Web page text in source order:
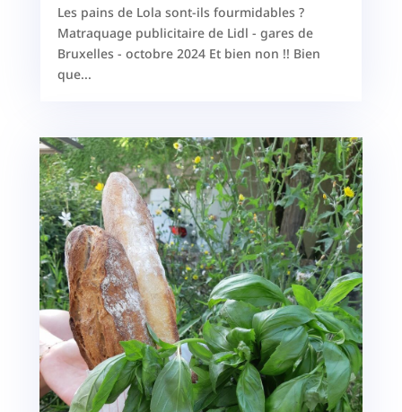
Les pains de Lola sont-ils fourmidables ?
Matraquage publicitaire de Lidl - gares de
Bruxelles - octobre 2024 Et bien non !! Bien
que...